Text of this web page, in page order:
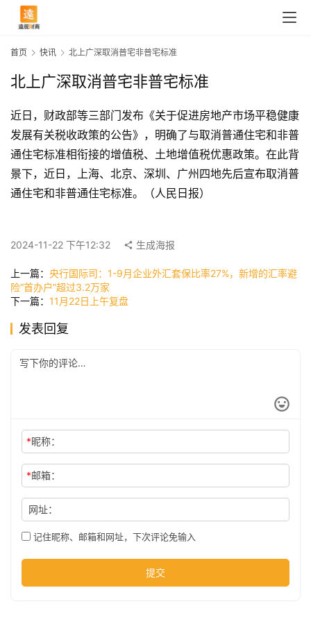
快
讯
司
科
首页 快讯 北上广深取消普宅非普宅标准
北上广深取消普宅非普宅标准
近日，财政部等三部门发布《关于促进房地产市场平稳健康
发展有关税收政策的公告》，明确了与取消普通住宅和非普
通住宅标准相衔接的增值税、土地增值税优惠政策。在此背
景下，近日，上海、北京、深圳、广州四地先后宣布取消普
通住宅和非普通住宅标准。（人民日报）
2024-11-22 下午12:32 生成海报
上一篇： 央行国际司：1-9月企业外汇套保比率27%，新增的汇率避
险“首办户”超过3.2万家
下一篇： 11月22日上午复盘
发表回复
*昵称：
*邮箱：
网址：
记住昵称、邮箱和网址，下次评论免输入
提交